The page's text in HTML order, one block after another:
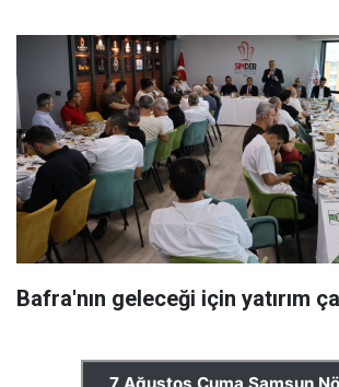
Bafra'nın geleceği için yatırım